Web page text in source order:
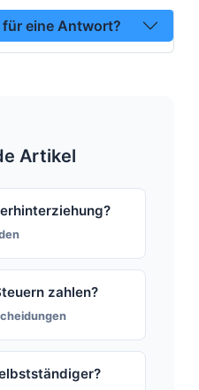
eine Antwort?
Artikel
zahlen?